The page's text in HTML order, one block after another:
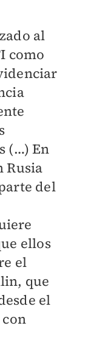
al
como
(…) En
Rusia
del
ellos
el
que
el